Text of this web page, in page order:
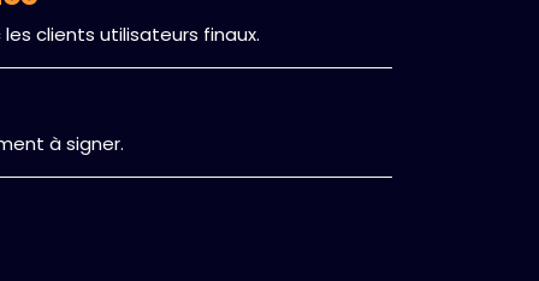
clients utilisateurs finaux.
à signer.